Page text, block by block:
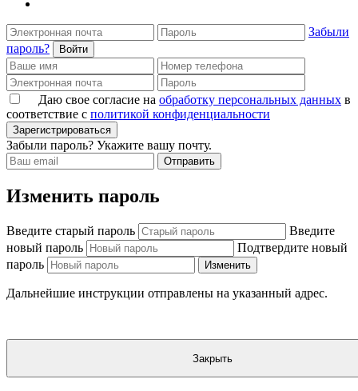
Забыли
пароль?
Войти
Даю свое согласие на обработку персональных данных в
соответствие с политикой конфиденциальности
Зарегистрироваться
Забыли пароль? Укажите вашу почту.
Отправить
Изменить пароль
Введите старый пароль
Введите
новый пароль
Подтвердите новый
пароль
Изменить
Дальнейшие инструкции отправлены на указанный адрес.
Закрыть